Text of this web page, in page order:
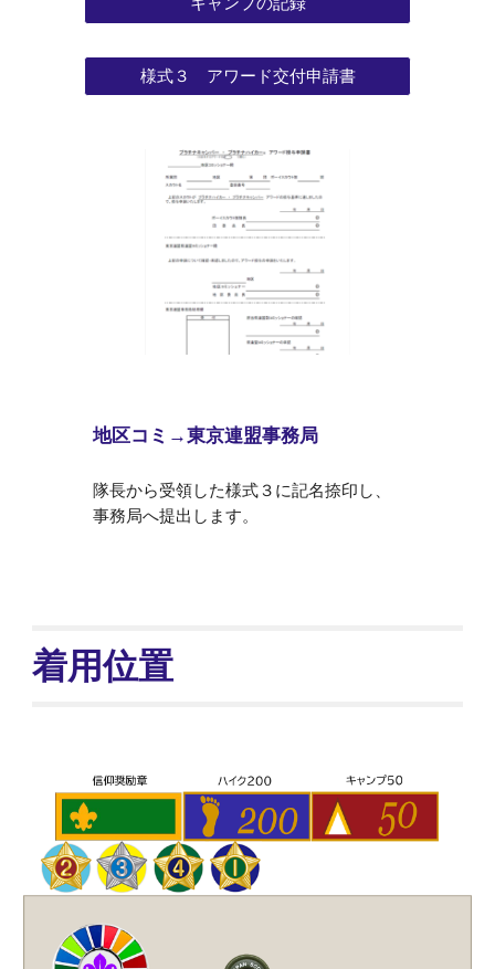
様式３ アワード交付申請書
地区コミ→東京連盟事務局
隊長から受領した様式３ に記名捺印し
事務局へ提出 します。
着用位置